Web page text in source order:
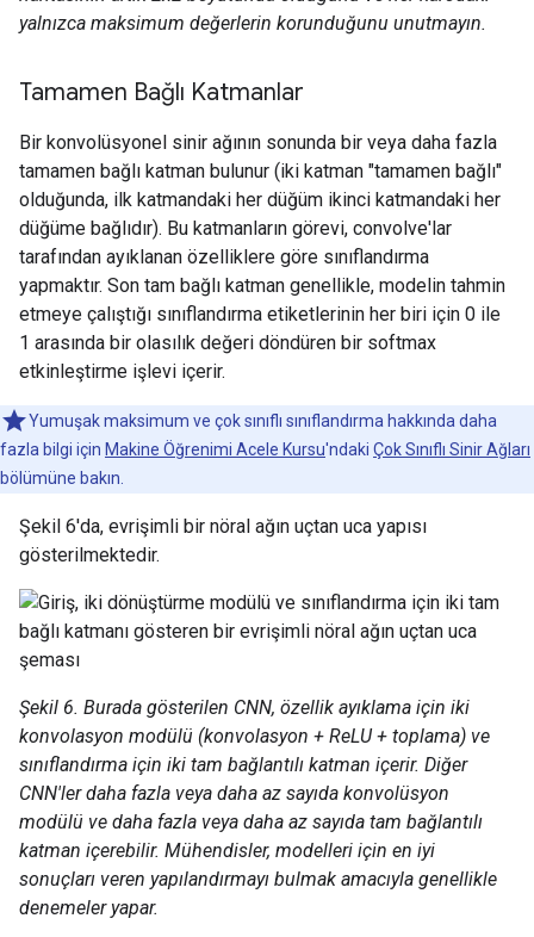
yalnızca maksimum değerlerin korunduğunu unutmayın.
Tamamen Bağlı Katmanlar
Bir konvolüsyonel sinir ağının sonunda bir veya daha fazla
tamamen bağlı katman bulunur (iki katman "tamamen bağlı"
olduğunda, ilk katmandaki her düğüm ikinci katmandaki her
düğüme bağlıdır). Bu katmanların görevi, convolve'lar
tarafından ayıklanan özelliklere göre sınıflandırma
yapmaktır. Son tam bağlı katman genellikle, modelin tahmin
etmeye çalıştığı sınıflandırma etiketlerinin her biri için 0 ile
1 arasında bir olasılık değeri döndüren bir softmax
etkinleştirme işlevi içerir.
Yumuşak maksimum ve çok sınıflı sınıflandırma hakkında daha
fazla bilgi için Makine Öğrenimi Acele Kursu'ndaki Çok Sınıflı Sinir Ağları
bölümüne bakın.
Şekil 6'da, evrişimli bir nöral ağın uçtan uca yapısı
gösterilmektedir.
Şekil 6. Burada gösterilen CNN, özellik ayıklama için iki
konvolasyon modülü (konvolasyon + ReLU + toplama) ve
sınıflandırma için iki tam bağlantılı katman içerir. Diğer
CNN'ler daha fazla veya daha az sayıda konvolüsyon
modülü ve daha fazla veya daha az sayıda tam bağlantılı
katman içerebilir. Mühendisler, modelleri için en iyi
sonuçları veren yapılandırmayı bulmak amacıyla genellikle
denemeler yapar.